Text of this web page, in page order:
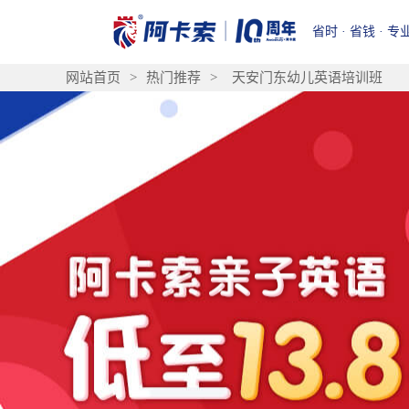
省时 · 省钱 · 专
网站首页 > 热门推荐 > 天安门东幼儿英语培训班